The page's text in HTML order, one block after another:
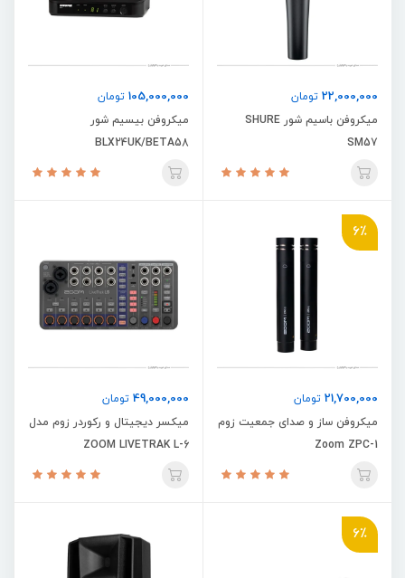
22,000,000 تومان
میکروفن باسیم شور SHURE
SM57
105,000,000 تومان
میکروفن بیسیم شور
BLX24UK/BETA58
6٪
21,700,000 تومان
میکروفن ساز و صدای جمعیت زوم
Zoom ZPC-1
49,000,000 تومان
میکسر دیجیتال و رکوردر زوم مدل
ZOOM LIVETRAK L-6
6٪